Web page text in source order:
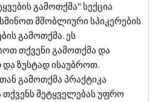
გამოთქმა" სექცია
მშობლიური სპიკერების
გამოთქმა. ეს
თქვენი გამოთქმა და
ზუსტად ისაუბროთ.
გამოთქმა პრაქტიკა
თქვენს მეტყველებას უფრო